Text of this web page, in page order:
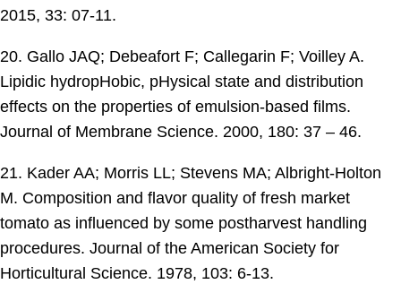
2015, 33: 07-11.
20. Gallo JAQ; Debeafort F; Callegarin F; Voilley A.
Lipidic hydropHobic, pHysical state and distribution
effects on the properties of emulsion-based films.
Journal of Membrane Science. 2000, 180: 37 – 46.
21. Kader AA; Morris LL; Stevens MA; Albright-Holton
M. Composition and flavor quality of fresh market
tomato as influenced by some postharvest handling
procedures. Journal of the American Society for
Horticultural Science. 1978, 103: 6-13.